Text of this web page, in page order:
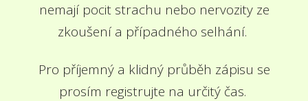
nemají pocit strachu nebo nervozity ze
zkoušení a případného selhání.
Pro příjemný a klidný průběh zápisu se
prosím registrujte na určitý čas.